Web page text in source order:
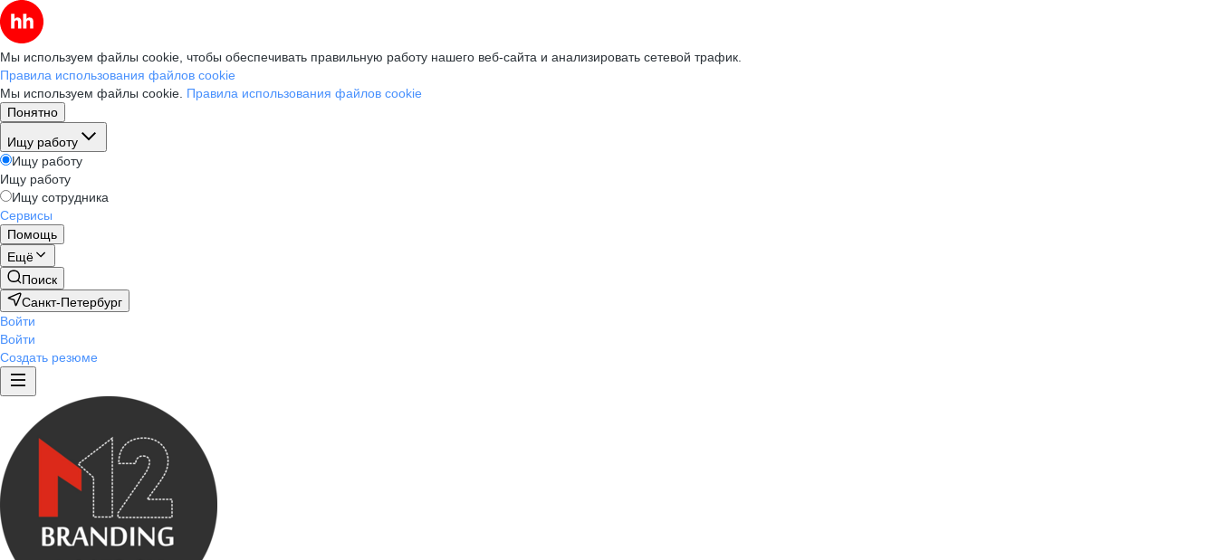
Мы используем файлы cookie, чтобы обеспечивать правильную работу нашего веб-сайта и анализировать сетевой трафик.
Правила использования файлов cookie
Мы используем файлы cookie. Правила использования файлов cookie
Понятно
Ищу работу
Ищу работу
Ищу работу
Ищу сотрудника
Сервисы
Помощь
Ещё
Поиск
Санкт-Петербург
Войти
Войти
Создать резюме